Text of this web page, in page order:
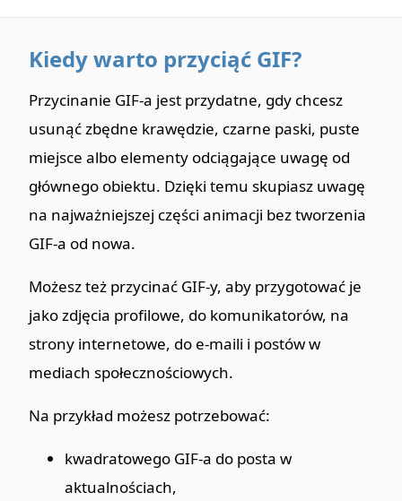
Kiedy warto przyciąć GIF?
Przycinanie GIF-a jest przydatne, gdy chcesz
usunąć zbędne krawędzie, czarne paski, puste
miejsce albo elementy odciągające uwagę od
głównego obiektu. Dzięki temu skupiasz uwagę
na najważniejszej części animacji bez tworzenia
GIF-a od nowa.
Możesz też przycinać GIF-y, aby przygotować je
jako zdjęcia profilowe, do komunikatorów, na
strony internetowe, do e-maili i postów w
mediach społecznościowych.
Na przykład możesz potrzebować:
kwadratowego GIF-a do posta w
aktualnościach,